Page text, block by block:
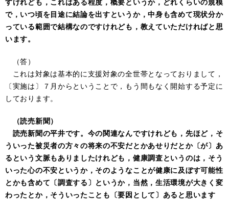
で，いつ頃を目途に結論を出すというか，中身も含めて現状分か
っている範囲で結構なのですけれども，教えていただければと思
います。
（答）
これは対象は基本的に支援対象の全世帯となっておりまして，
〔実施は〕７月からということで，もう間もなく開始する予定に
しております。
（読売新聞）
読売新聞の平井です。今の関連なんですけれども，先ほど，そ
ういった被災者の方々の将来の不安だとかあせりだとか〔が〕あ
るという文脈もありましたけれども，健康調査というのは，そう
いった心の不安というか，そのようなことが健康に及ぼす可能性
とかも含めて〔調査する〕というか，当然，生活環境が大きく変
わったとか，そういったことも〔要因として〕あると思います